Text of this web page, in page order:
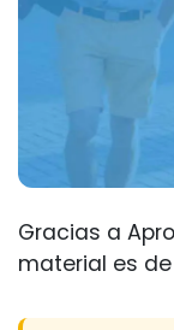
Gracias a
material es